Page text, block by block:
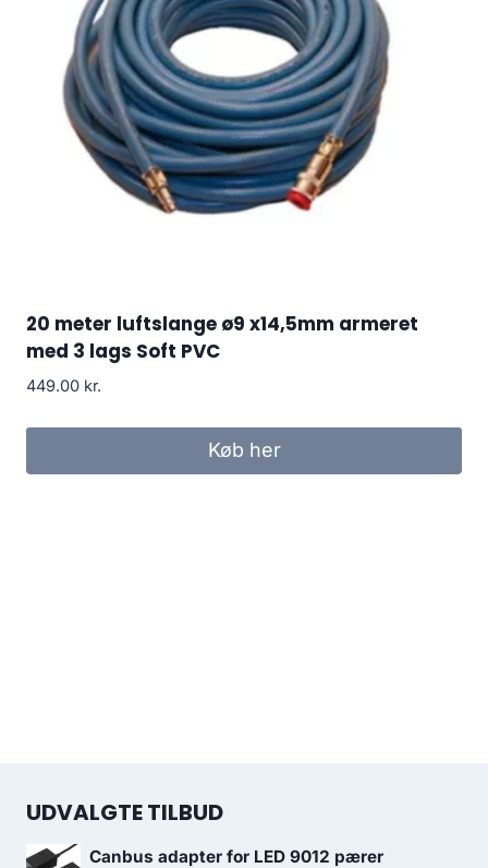
20 meter luftslange ø9 x14,5mm armeret
med 3 lags Soft PVC
449.00 kr.
Køb her
UDVALGTE TILBUD
Canbus adapter for LED 9012 pærer